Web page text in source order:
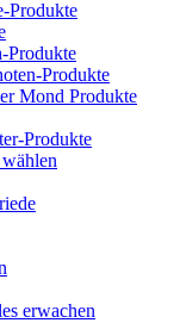
Produkte
Produkte
Produkte
Mond Produkte
Produkte
erwachen